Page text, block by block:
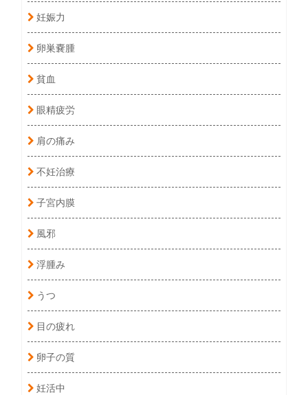
妊娠力
卵巣嚢腫
貧血
眼精疲労
肩の痛み
不妊治療
子宮内膜
風邪
浮腫み
うつ
目の疲れ
卵子の質
妊活中